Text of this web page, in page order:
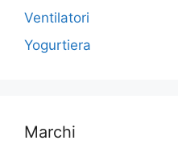
Ventilatori
Yogurtiera
Marchi